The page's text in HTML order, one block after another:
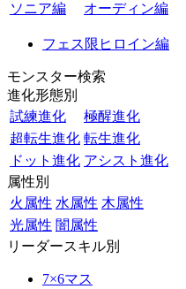
ソニア編
オーディン編
フェス限ヒロイン編
モンスター検索
進化形態別
試練進化
極醒進化
超転生進化 転生進化
ドット進化 アシスト進化
属性別
火属性 水属性 木属性
光属性 闇属性
リーダースキル別
7×6マス